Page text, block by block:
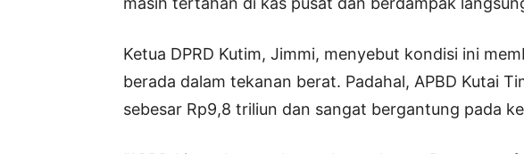
Ketua DPRD Kutim, Jimmi, menyebut kondisi ini
berada dalam tekanan berat. Padahal, APBD Kutai
sebesar Rp9,8 triliun dan sangat bergantung pada